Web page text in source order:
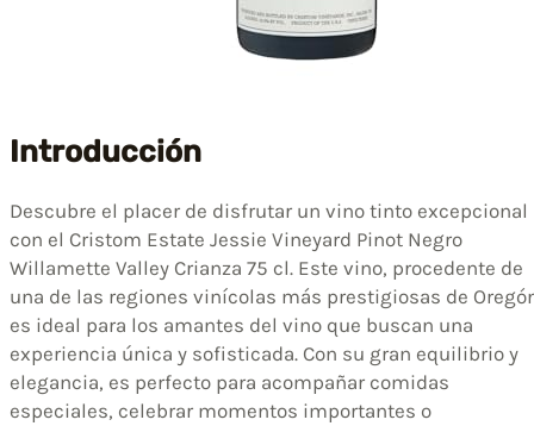
Introducción
Descubre el placer de disfrutar un vino tinto excepcional
con el Cristom Estate Jessie Vineyard Pinot Negro
Willamette Valley Crianza 75 cl. Este vino, procedente de
una de las regiones vinícolas más prestigiosas de
es ideal para los amantes del vino que buscan una
experiencia única y sofisticada. Con su gran equilibrio y
elegancia, es perfecto para acompañar comidas
especiales, celebrar momentos importantes o